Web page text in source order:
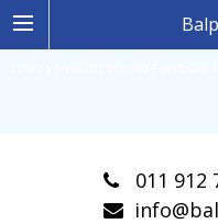
011 912
Ingelogde gebruiker stemt in